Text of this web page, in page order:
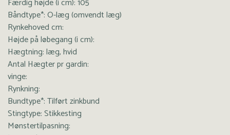
Færdig højde (i cm): 105
Båndtype*: O-læg (omvendt læg)
Rynkehoved cm:
Højde på løbegang (i cm):
Hægtning: læg, hvid
Antal Hægter pr gardin:
vinge:
Rynkning:
Bundtype*: Tilført zinkbund
Stingtype: Stikkesting
Mønstertilpasning: